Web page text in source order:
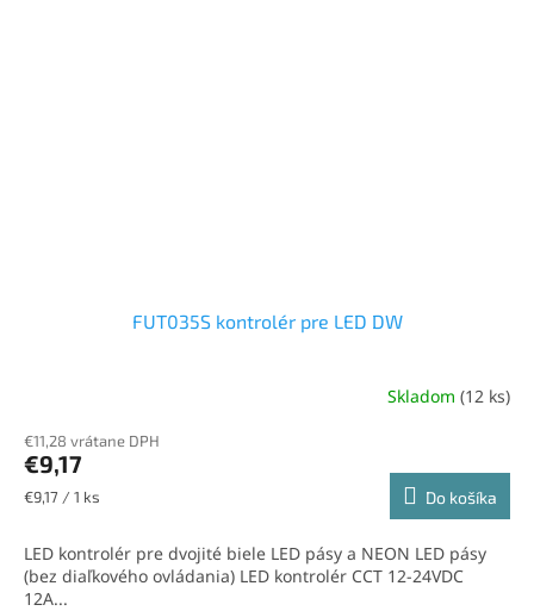
FUT035S kontrolér pre LED DW
Skladom (12 ks)
€11,28 vrátane DPH
€9,17
Jednotková
€9,17 / 1 ks Do košíka
LED kontrolér pre dvojité biele LED pásy a NEON LED pásy
(bez diaľkového ovládania) LED kontrolér CCT 12-24VDC
12A...